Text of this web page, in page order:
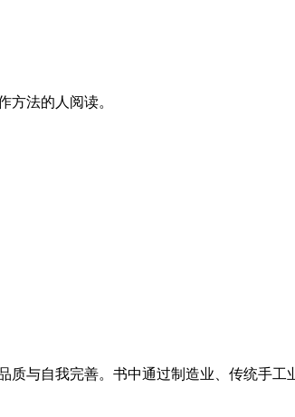
方法的人阅读。
质与自我完善。书中通过制造业、传统手